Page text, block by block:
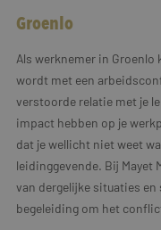
Groenlo
Als werknemer in
wordt met een
verstoorde relatie met je
impact hebben op je
dat je wellicht niet weet
leidinggevende. Bij Mayet
van dergelijke situaties
begeleiding om het